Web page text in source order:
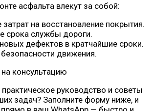
асфальта влекут за собой:
затрат на восстановление покрытия.
срока службы дороги.
дефектов в кратчайшие сроки.
движения.
консультацию
практическое руководство и советы
задач? Заполните форму ниже, и